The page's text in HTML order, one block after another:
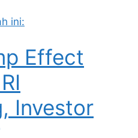
ini:
Effect
Investor